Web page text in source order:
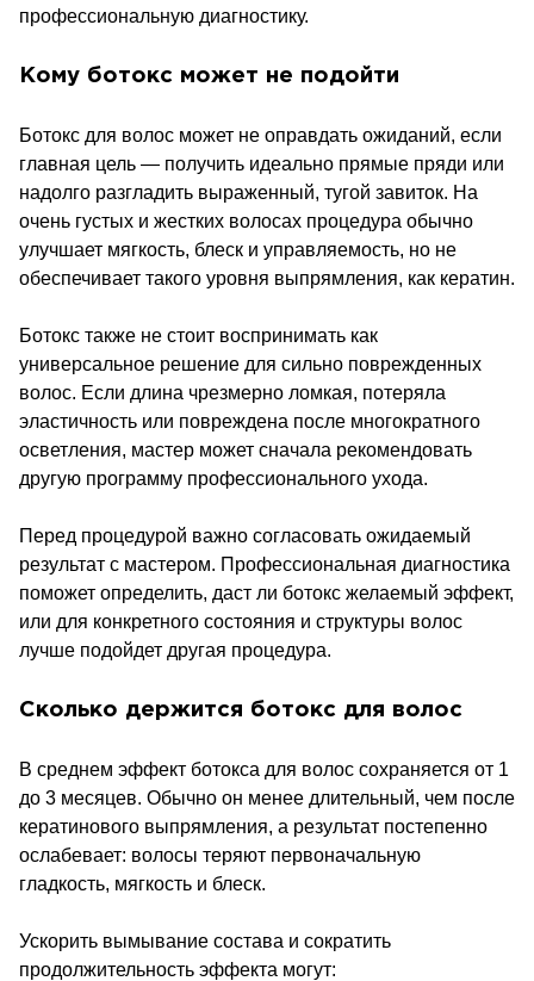
профессиональную диагностику.
Кому ботокс может не подойти
Ботокс для волос может не оправдать ожиданий, если
главная цель — получить идеально прямые пряди или
надолго разгладить выраженный, тугой завиток. На
очень густых и жестких волосах процедура обычно
улучшает мягкость, блеск и управляемость, но не
обеспечивает такого уровня выпрямления, как кератин.
Ботокс также не стоит воспринимать как
универсальное решение для сильно поврежденных
волос. Если длина чрезмерно ломкая, потеряла
эластичность или повреждена после многократного
осветления, мастер может сначала рекомендовать
другую программу профессионального ухода.
Перед процедурой важно согласовать ожидаемый
результат с мастером. Профессиональная диагностика
поможет определить, даст ли ботокс желаемый эффект,
или для конкретного состояния и структуры волос
лучше подойдет другая процедура.
Сколько держится ботокс для волос
В среднем эффект ботокса для волос сохраняется от 1
до 3 месяцев. Обычно он менее длительный, чем после
кератинового выпрямления, а результат постепенно
ослабевает: волосы теряют первоначальную
гладкость, мягкость и блеск.
Ускорить вымывание состава и сократить
продолжительность эффекта могут: